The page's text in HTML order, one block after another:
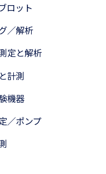
ロット
／解析
定と解析
計測
機器
／ポンプ